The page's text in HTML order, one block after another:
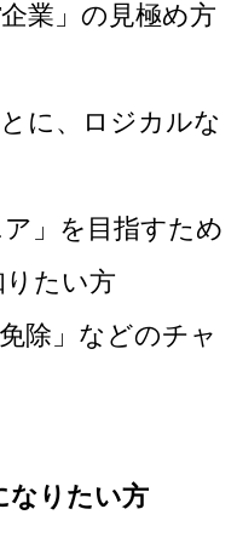
業」の見極め方
に、ロジカルな
」を目指すため
たい方
除」などのチャ
なりたい方